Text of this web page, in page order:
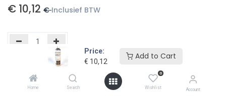
Price:
€ 10,12
Add to Cart
Home Search
0
Wishlist Account
€ 10,12 € Inclusief BTW
Toevoegen aan winkelmandje
Toevoegen aan verlanglijst